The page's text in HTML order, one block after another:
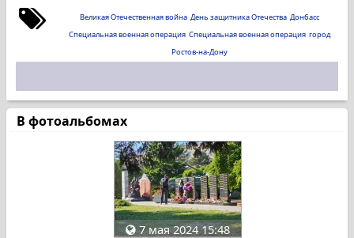
Великая Отечественная война День защитника Отечества Донбасс
Специальная военная операция Специальная военная операция город
Ростов-на-Дону
В фотоальбомах
7 мая 2024 15:48